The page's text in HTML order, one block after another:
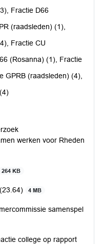
Fractie D66
(raadsleden) (1),
Fractie CU
(Rosanna) (1), Fractie
GPRB (raadsleden) (4),
werken voor Rheden
264 KB
4 MB
samenspel
college op rapport